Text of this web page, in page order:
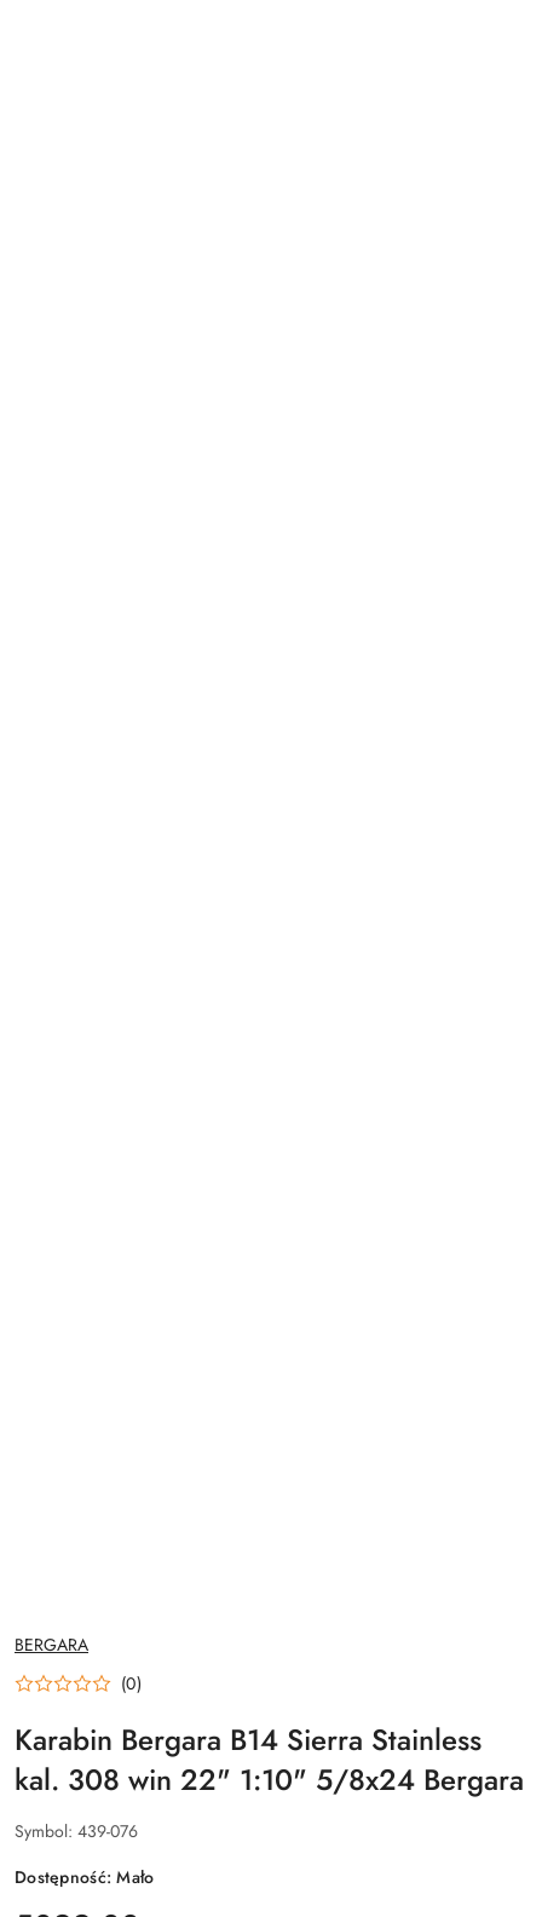
NAZWA
PRODUCENTA:
BERGARA
(0)
Karabin Bergara B14 Sierra Stainless
kal. 308 win 22" 1:10" 5/8x24 Bergara
Symbol: 439-076
Dostępność:Mało